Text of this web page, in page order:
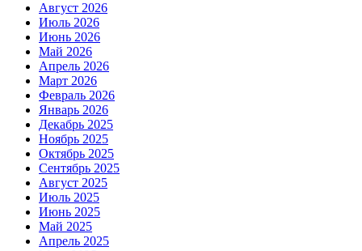
Август 2026
Июль 2026
Июнь 2026
Май 2026
Апрель 2026
Март 2026
Февраль 2026
Январь 2026
Декабрь 2025
Ноябрь 2025
Октябрь 2025
Сентябрь 2025
Август 2025
Июль 2025
Июнь 2025
Май 2025
Апрель 2025